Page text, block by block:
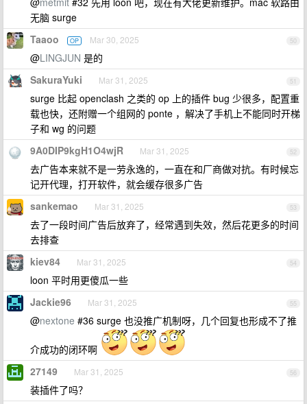
无脑 surge
50
Taaoo OP Mar 30, 2025
@LINGJUN 是的
51
SakuraYuki Mar 31, 2025
surge 比起 openclash 之类的 op 上的插件 bug 少很多，配置重
载也快，还附赠一个组网的 ponte ，解决了手机上不能同时开梯
子和 wg 的问题
52
9A0DIP9kgH1O4wjR Mar 31, 2025
去广告本来就不是一劳永逸的，一直在和厂商做对抗。有时候忘
记开代理，打开软件，就会缓存很多广告
53
sankemao Mar 31, 2025
去了一段时间广告后放弃了，经常遇到失效，然后花更多的时间
去排查
54
kiev84 Mar 31, 2025
loon 平时用更傻瓜一些
55
Jackie96 Mar 31, 2025
@nextone #36 surge 也没推广机制呀，几个回复也形成不了推
介成功的闭环啊
56
27149 Mar 31, 2025
装插件了吗？